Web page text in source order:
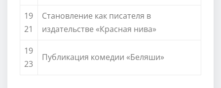
19
21
Становление как писателя в
издательстве «Красная нива»
19
23
Публикация комедии «Беляши»